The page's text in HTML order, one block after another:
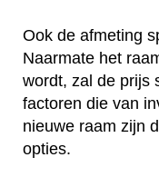
Ook de afmeting
Naarmate het
wordt, zal de prijs
factoren die van
nieuwe raam zijn
opties.